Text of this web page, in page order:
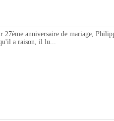
anniversaire de mariage,
a raison, il lu...